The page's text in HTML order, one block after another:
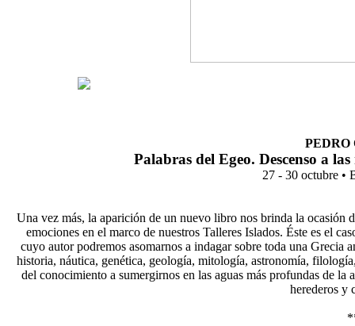
Palabras del Egeo. Descenso a
27 - 30 octubre •
Una vez más, la aparición de un nuevo libro nos brinda la ocasión
emociones en el marco de nuestros Talleres Islados. Éste es el
cuyo autor podremos asomarnos a indagar sobre toda una
historia, náutica, genética, geología, mitología, astronomía,
del conocimiento a sumergirnos en las aguas más profundas de
herederos y